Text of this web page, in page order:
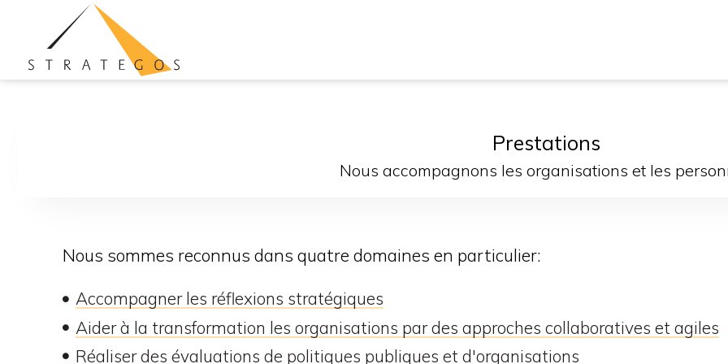
Prestations
Nous accompagnons les organisations et les
Nous sommes reconnus dans quatre domaines en particulier:
Accompagner les réflexions stratégiques
Aider à la transformation les organisations par des approches collaboratives et agiles
Réaliser des évaluations de politiques publiques et d'organisations